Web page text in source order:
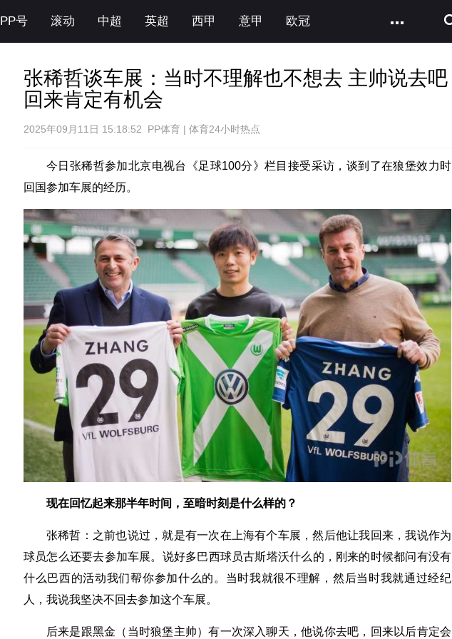
PP号 滚动 中超 英超 西甲 意甲 欧冠
张稀哲谈车展：当时不理解也不想去 主帅说去吧
回来肯定有机会
2025年09月11日 15:18:52 PP体育 | 体育24小时热点
今日张稀哲参加北京电视台《足球100分》栏目接受采访，谈到了在狼堡效力时
回国参加车展的经历。
现在回忆起来那半年时间，至暗时刻是什么样的？
张稀哲：之前也说过，就是有一次在上海有个车展，然后他让我回来，我说作为
球员怎么还要去参加车展。说好多巴西球员古斯塔沃什么的，刚来的时候都问有没有
什么巴西的活动我们帮你参加什么的。当时我就很不理解，然后当时我就通过经纪
人，我说我坚决不回去参加这个车展。
后来是跟黑金（当时狼堡主帅）有一次深入聊天，他说你去吧，回来以后肯定会